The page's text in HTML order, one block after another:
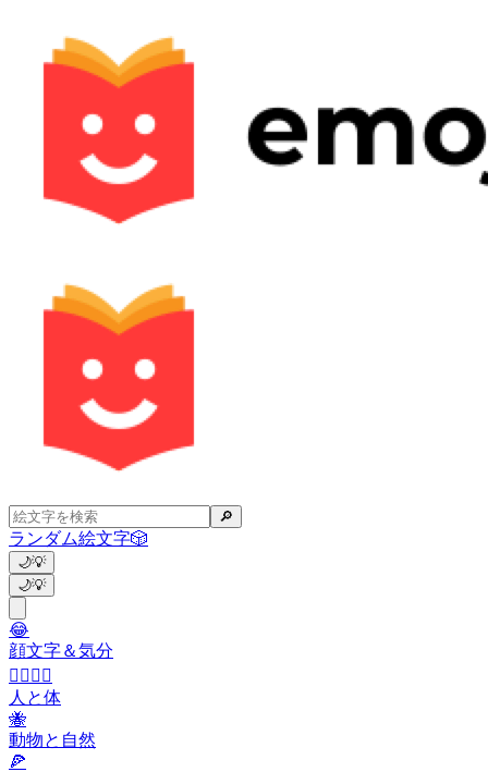
🔎
ランダム絵文字🎲
🌙💡
🌙💡
😂
顔文字＆気分
👩‍❤️‍💋‍👨
人と体
🐝
動物と自然
🍕